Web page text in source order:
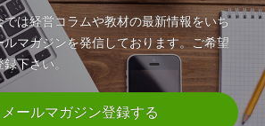
は経営コラムや教材の最新情報をいち
マガジンを発信しております。ご希望
下さい。
メールマガジン登録する